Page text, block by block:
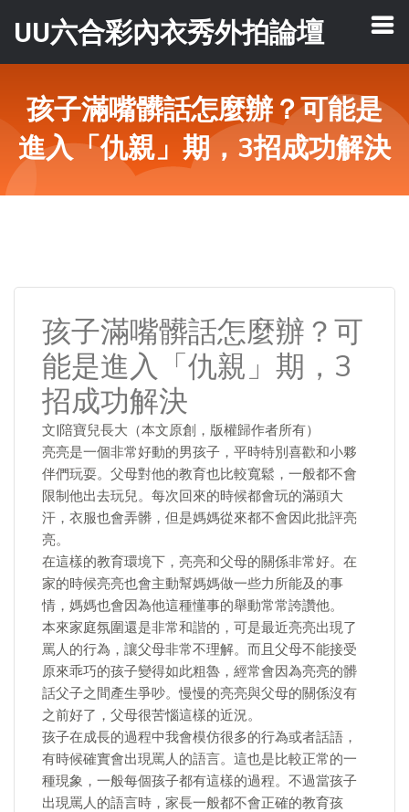
UU六合彩內衣秀外拍論壇
孩子滿嘴髒話怎麼辦？可能是
進入「仇親」期，3招成功解決
孩子滿嘴髒話怎麼辦？可
能是進入「仇親」期，3
招成功解決
文|陪寶兒長大（本文原創，版權歸作者所有）
亮亮是一個非常好動的男孩子，平時特別喜歡和小夥
伴們玩耍。父母對他的教育也比較寬鬆，一般都不會
限制他出去玩兒。每次回來的時候都會玩的滿頭大
汗，衣服也會弄髒，但是媽媽從來都不會因此批評亮
亮。
在這樣的教育環境下，亮亮和父母的關係非常好。在
家的時候亮亮也會主動幫媽媽做一些力所能及的事
情，媽媽也會因為他這種懂事的舉動常常誇讚他。
本來家庭氛圍還是非常和諧的，可是最近亮亮出現了
罵人的行為，讓父母非常不理解。而且父母不能接受
原來乖巧的孩子變得如此粗魯，經常會因為亮亮的髒
話父子之間產生爭吵。慢慢的亮亮與父母的關係沒有
之前好了，父母很苦惱這樣的近況。
孩子在成長的過程中我會模仿很多的行為或者話語，
有時候確實會出現罵人的語言。這也是比較正常的一
種現象，一般每個孩子都有這樣的過程。不過當孩子
出現罵人的語言時，家長一般都不會正確的教育孩